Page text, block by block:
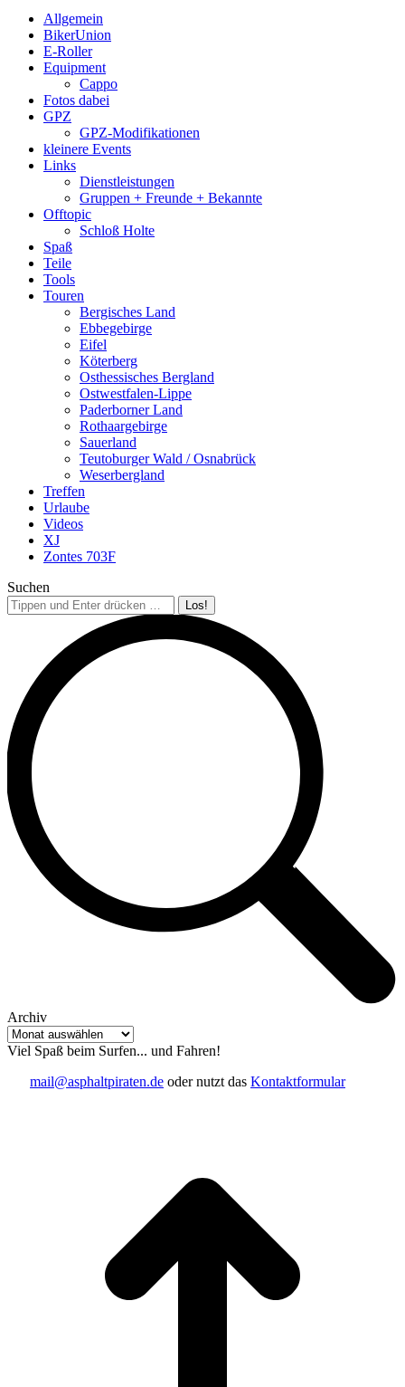
Allgemein
BikerUnion
E-Roller
Equipment
Cappo
Fotos dabei
GPZ
GPZ-Modifikationen
kleinere Events
Links
Dienstleistungen
Gruppen + Freunde + Bekannte
Offtopic
Schloß Holte
Spaß
Teile
Tools
Touren
Bergisches Land
Ebbegebirge
Eifel
Köterberg
Osthessisches Bergland
Ostwestfalen-Lippe
Paderborner Land
Rothaargebirge
Sauerland
Teutoburger Wald / Osnabrück
Weserbergland
Treffen
Urlaube
Videos
XJ
Zontes 703F
Suchen
Search:
Archiv
Archiv
Viel Spaß beim Surfen... und Fahren!
mail@asphaltpiraten.de oder nutzt das Kontaktformular